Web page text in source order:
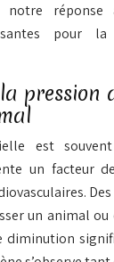
notre réponse
pour
est
un facteur
un animal ou
diminution